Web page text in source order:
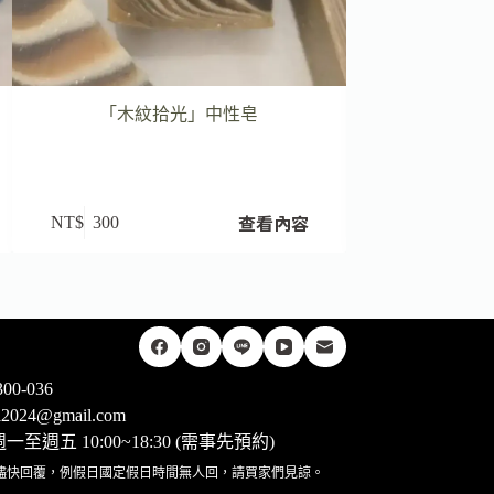
「木紋拾光」中性皂
NT$ 300 查看內容
036
至週五 10:00~18:30 (需事先預約)
快回覆，例假日國定假日時間無人回，請買家們見諒。